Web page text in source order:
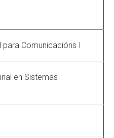
Comunicacións I
en Sistemas